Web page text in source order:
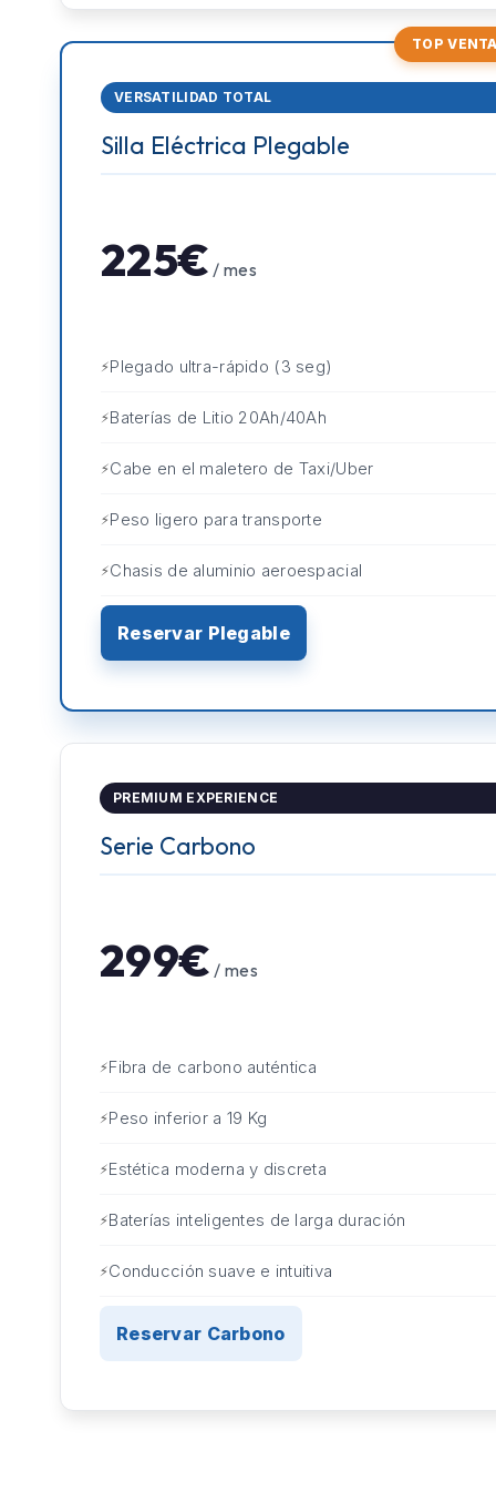
TOP
VERSATILIDAD TOTAL
Silla Eléctrica Plegable
225€ / mes
Plegado ultra-rápido (3 seg)
Baterías de Litio 20Ah/40Ah
Cabe en el maletero de Taxi/Uber
Peso ligero para transporte
Chasis de aluminio aeroespacial
Reservar Plegable
PREMIUM EXPERIENCE
Serie Carbono
299€ / mes
Fibra de carbono auténtica
Peso inferior a 19 Kg
Estética moderna y discreta
Baterías inteligentes de larga duración
Conducción suave e intuitiva
Reservar Carbono